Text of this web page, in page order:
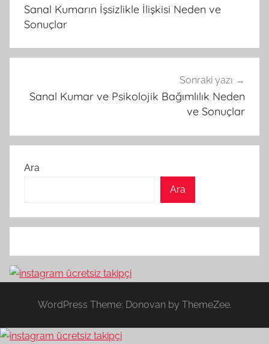
Sanal Kumarın İşsizlikle İlişkisi Neden ve
Sonuçlar
Sonraki yazı
Sanal Kumar ve Psikolojik Bağımlılık Neden
ve Sonuçlar
Ara
Ara
WordPress Theme: Donovan by ThemeZee.